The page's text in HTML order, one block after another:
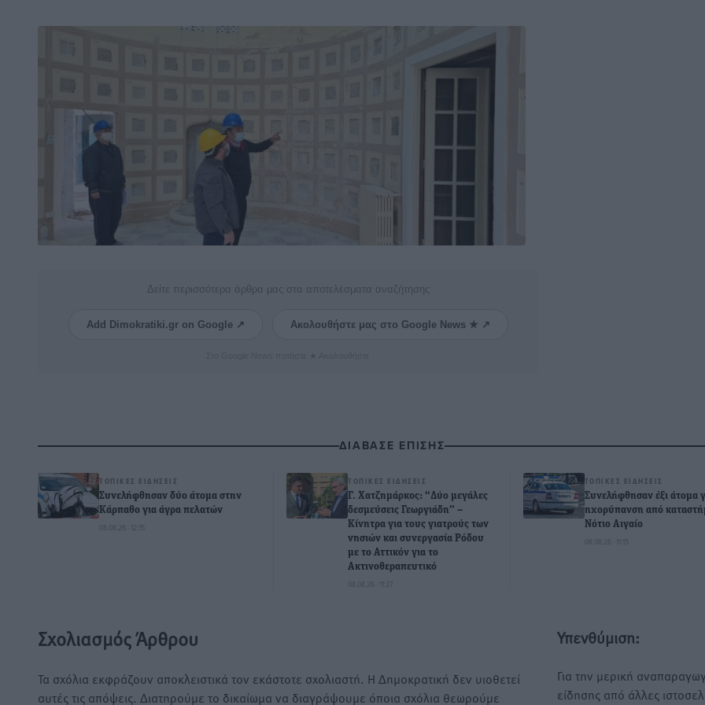
Δείτε περισσότερα άρθρα μας στα αποτελέσματα αναζήτησης
Add Dimokratiki.gr on Google ↗ Ακολουθήστε μας στο Google News ★ ↗
ΔΙΑΒΑΣΕ ΕΠΙΣΗΣ
ΤΟΠΙΚΈΣ ΕΙΔΉΣΕΙΣ
Συνελήφθησαν δύο άτομα στην
Κάρπαθο για άγρα πελατών
08.08.26 · 12:15
ΤΟΠΙΚΈΣ ΕΙΔΉΣΕΙΣ
Γ. Χατζημάρκος: “Δύο μεγάλες
δεσμεύσεις Γεωργιάδη” –
Κίνητρα για τους γιατρούς των
νησιών και συνεργασία Ρόδου
με το Αττικόν για το
Ακτινοθεραπευτικό
08.08.26 · 11:27
ΤΟΠΙΚΈΣ ΕΙΔΉΣΕΙΣ
Συνελήφθησαν έξι άτομα
ηχορύπανση από
Νότιο Αιγαίο
08.08.26 · 11:15
Σχολιασμός Άρθρου
Τα σχόλια εκφράζουν αποκλειστικά τον εκάστοτε σχολιαστή. Η Δημοκρατική δεν υιοθετεί
αυτές τις απόψεις. Διατηρούμε το δικαίωμα να διαγράψουμε όποια σχόλια θεωρούμε
Υπενθύμιση:
Για την μερική
είδησης από άλλες